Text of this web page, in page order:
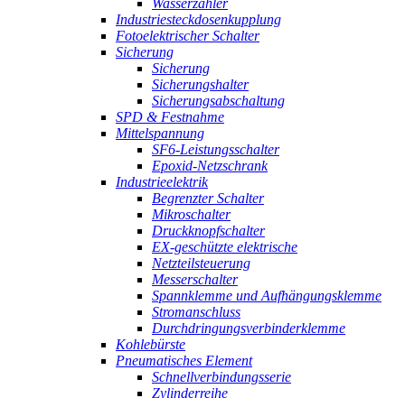
Wasserzähler
Industriesteckdosenkupplung
Fotoelektrischer Schalter
Sicherung
Sicherung
Sicherungshalter
Sicherungsabschaltung
SPD & Festnahme
Mittelspannung
SF6-Leistungsschalter
Epoxid-Netzschrank
Industrieelektrik
Begrenzter Schalter
Mikroschalter
Druckknopfschalter
EX-geschützte elektrische
Netzteilsteuerung
Messerschalter
Spannklemme und Aufhängungsklemme
Stromanschluss
Durchdringungsverbinderklemme
Kohlebürste
Pneumatisches Element
Schnellverbindungsserie
Zylinderreihe